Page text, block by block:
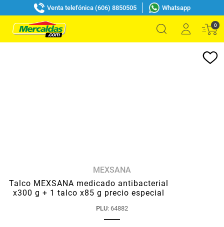
Venta telefónica (606) 8850505 Whatsapp
0
MEXSANA
Talco MEXSANA medicado antibacterial
x300 g + 1 talco x85 g precio especial
PLU: 64882